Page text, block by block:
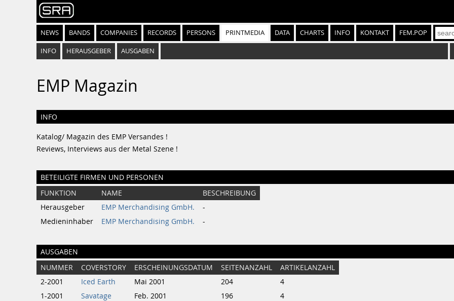
NEWS BANDS COMPANIES RECORDS PERSONS PRINTMEDIA DATA CHARTS INFO KONTAKT FEM.POP
INFO HERAUSGEBER AUSGABEN
EMP Magazin
INFO
Katalog/ Magazin des EMP Versandes !
Reviews, Interviews aus der Metal Szene !
BETEILIGTE FIRMEN UND PERSONEN
FUNKTION NAME
BESCHREIBUNG
Herausgeber
EMP Merchandising GmbH.
-
Medieninhaber
EMP Merchandising GmbH. -
AUSGABEN
NUMMER COVERSTORY ERSCHEINUNGSDATUM SEITENANZAHL
ARTIKELANZAHL
2-2001
Iced Earth Mai 2001 204
4
1-2001
Savatage Feb. 2001 196
4